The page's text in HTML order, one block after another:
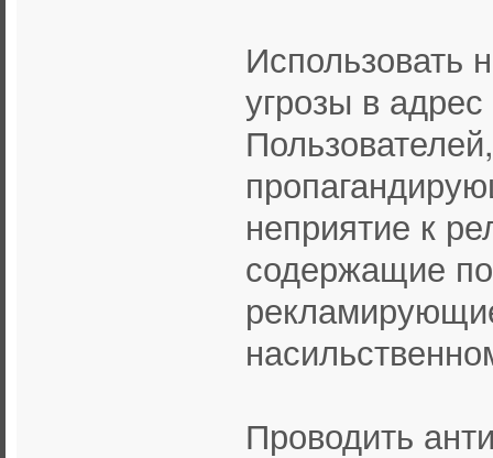
Использовать
угрозы в
неприятие к
содержащие
Проводить